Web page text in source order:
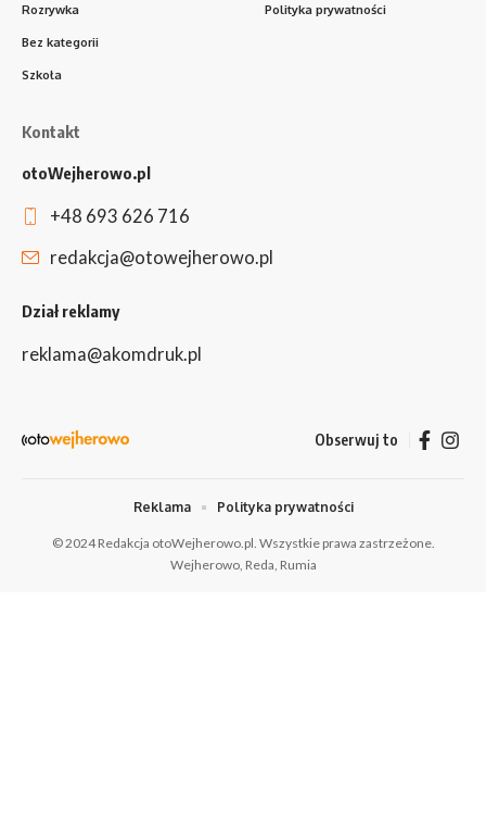
Rozrywka
Bez kategorii
Szkoła
Polityka prywatności
Kontakt
otoWejherowo.pl
+48 693 626 716
redakcja@otowejherowo.pl
Dział reklamy
reklama@akomdruk.pl
Obserwuj to
© 2024 Redakcja otoWejherowo.pl. Wszystkie prawa zastrzeżone.
Wejherowo, Reda, Rumia
Reklama Polityka prywatności